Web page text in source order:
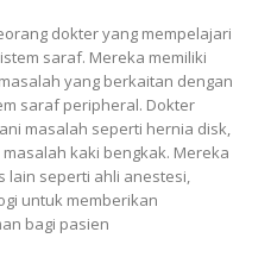
dokter yang mempelajari
saraf. Mereka memiliki
yang berkaitan dengan
saraf peripheral. Dokter
masalah seperti hernia disk,
kaki bengkak. Mereka
lain seperti ahli anestesi,
untuk memberikan
bagi pasien